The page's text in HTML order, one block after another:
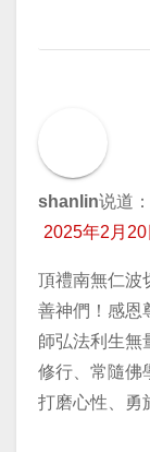
shanlin说道：
2025年2月
頂禮南無仁波
善神們！感恩
師弘法利生無
修行、常隨佛
打磨心性、勇